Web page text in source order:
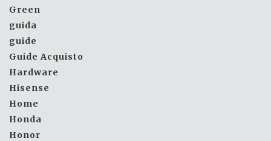
Green
guida
guide
Guide Acquisto
Hardware
Hisense
Home
Honda
Honor